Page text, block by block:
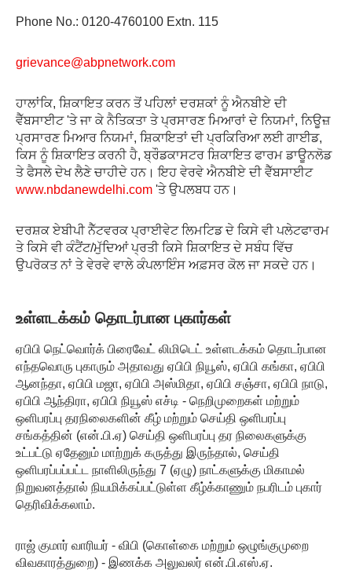
Phone No.: 0120-4760100 Extn. 115
grievance@abpnetwork.com
ਹਾਲਾਂਕਿ, ਸ਼ਿਕਾਇਤ ਕਰਨ ਤੋਂ ਪਹਿਲਾਂ ਦਰਸ਼ਕਾਂ ਨੂੰ ਐਨਬੀਏ ਦੀ
ਵੈੱਬਸਾਈਟ 'ਤੇ ਜਾ ਕੇ ਨੈਤਿਕਤਾ ਤੇ ਪ੍ਰਸਾਰਣ ਮਿਆਰਾਂ ਦੇ ਨਿਯਮਾਂ, ਨਿਊਜ਼
ਪ੍ਰਸਾਰਣ ਮਿਆਰ ਨਿਯਮਾਂ, ਸ਼ਿਕਾਇਤਾਂ ਦੀ ਪ੍ਰਕਿਰਿਆ ਲਈ ਗਾਈਡ,
ਕਿਸ ਨੂੰ ਸ਼ਿਕਾਇਤ ਕਰਨੀ ਹੈ, ਬ੍ਰੌਡਕਾਸਟਰ ਸ਼ਿਕਾਇਤ ਫਾਰਮ ਡਾਊਨਲੋਡ
ਤੇ ਫੈਸਲੇ ਦੇਖ ਲੈਣੇ ਚਾਹੀਦੇ ਹਨ। ਇਹ ਵੇਰਵੇ ਐਨਬੀਏ ਦੀ ਵੈੱਬਸਾਈਟ
www.nbdanewdelhi.com 'ਤੇ ਉਪਲਬਧ ਹਨ।
ਦਰਸ਼ਕ ਏਬੀਪੀ ਨੈੱਟਵਰਕ ਪ੍ਰਾਈਵੇਟ ਲਿਮਟਿਡ ਦੇ ਕਿਸੇ ਵੀ ਪਲੇਟਫਾਰਮ
ਤੇ ਕਿਸੇ ਵੀ ਕੰਟੈਂਟ/ਮੁੱਦਿਆਂ ਪ੍ਰਤੀ ਕਿਸੇ ਸ਼ਿਕਾਇਤ ਦੇ ਸਬੰਧ ਵਿੱਚ
ਉਪਰੋਕਤ ਨਾਂ ਤੇ ਵੇਰਵੇ ਵਾਲੇ ਕੰਪਲਾਇੰਸ ਅਫ਼ਸਰ ਕੋਲ ਜਾ ਸਕਦੇ ਹਨ।
உள்ளடக்கம் தொடர்பான புகார்கள்
ஏபிபி நெட்வொர்க் பிரைவேட் லிமிடெட் உள்ளடக்கம் தொடர்பான
எந்தவொரு புகாரும் அதாவது ஏபிபி நியூஸ், ஏபிபி கங்கா, ஏபிபி
ஆனந்தா, ஏபிபி மஜா, ஏபிபி அஸ்மிதா, ஏபிபி சஞ்சா, ஏபிபி நாடு,
ஏபிபி ஆந்திரா, ஏபிபி நியூஸ் எச்டி - நெறிமுறைகள் மற்றும்
ஒளிபரப்பு தரநிலைகளின் கீழ் மற்றும் செய்தி ஒளிபரப்பு
சங்கத்தின் (என்.பி.ஏ) செய்தி ஒளிபரப்பு தர நிலைகளுக்கு
உட்பட்டு ஏதேனும் மாற்றுக் கருத்து இருந்தால், செய்தி
ஒளிபரப்பப்பட்ட நாளிலிருந்து 7 (ஏழு) நாட்களுக்கு மிகாமல்
நிறுவனத்தால் நியமிக்கப்பட்டுள்ள கீழ்க்காணும் நபரிடம் புகார்
தெரிவிக்கலாம்.
ராஜ் குமார் வாரியர் - விபி (கொள்கை மற்றும் ஒழுங்குமுறை
விவகாரத்துறை) - இணக்க அலுவலர் என்.பி.எஸ்.ஏ.